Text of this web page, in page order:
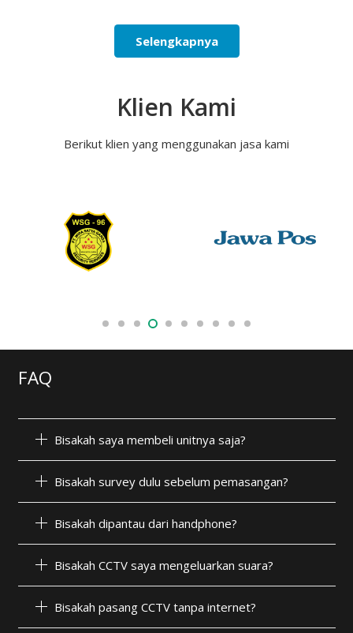
Selengkapnya
Klien Kami
Berikut klien yang menggunakan jasa kami
FAQ
Bisakah saya membeli unitnya saja?
Bisakah survey dulu sebelum pemasangan?
Bisakah dipantau dari handphone?
Bisakah CCTV saya mengeluarkan suara?
Bisakah pasang CCTV tanpa internet?